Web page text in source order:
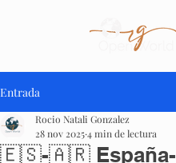
Entrada
🇪🇸-🇦🇷 España-
Rocio Natali Gonzalez
28 nov 20254 min de lectura